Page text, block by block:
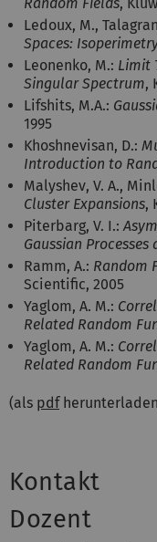
Ledoux, M.,
Spaces:
Leonenko, M.: Limit
Singular Spectrum,
Lifshits, M.A.:
1995
Khoshnevisan, D.:
Introduction to
Malyshev, V. A.,
Cluster Expansions,
Piterbarg, V. I.:
Gaussian Processes
Ramm, A.: Random
Scientific, 2005
Yaglom, A. M.:
Related Random
Yaglom, A. M.:
Related Random
(als pdf
Kontakt
Dozent